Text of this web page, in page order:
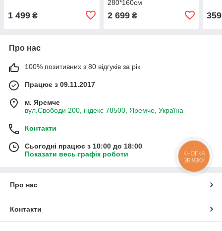
1 499 ₴
280*160см
2 699₴ 359
Про нас
100% позитивних з 80 відгуків за рік
Працює з 09.11.2017
м. Яремче
вул.Свободи 200, індекс 78500, Яремче, Україна
Контакти
Сьогодні працює з 10:00 до 18:00
Показати весь графік роботи
Про нас
Контакти
КНОПКА
ЗВ'ЯЗКУ